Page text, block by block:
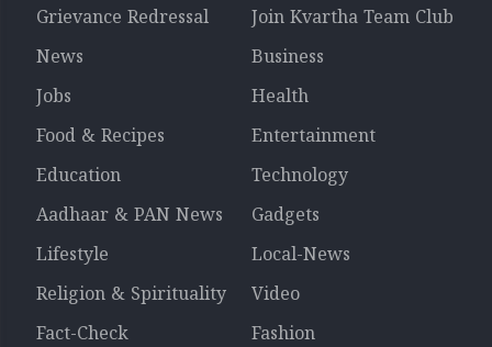
Grievance Redressal
Join Kvartha Team Club
News
Business
Jobs
Health
Food & Recipes
Entertainment
Education
Technology
Aadhaar & PAN News
Gadgets
Lifestyle
Local-News
Religion & Spirituality
Video
Fact-Check
Fashion